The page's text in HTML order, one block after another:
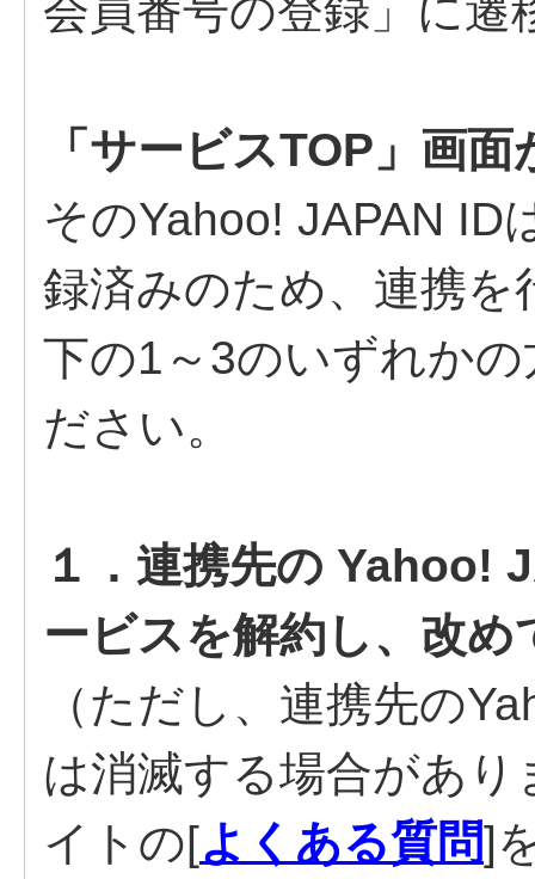
会員番号の登録」に遷
「サービスTOP」画
そのYahoo! JAPAN ID
録済みのため、連携
下の1～3のいずれか
ださい。
１．連携先の Yahoo!
ービスを解約し、改
（ただし、連携先の
は消滅する場合があ
イトの[よくある質問]